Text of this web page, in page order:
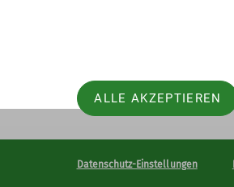
Datenschutz-Einstellungen
ALLE AKZEPTIEREN